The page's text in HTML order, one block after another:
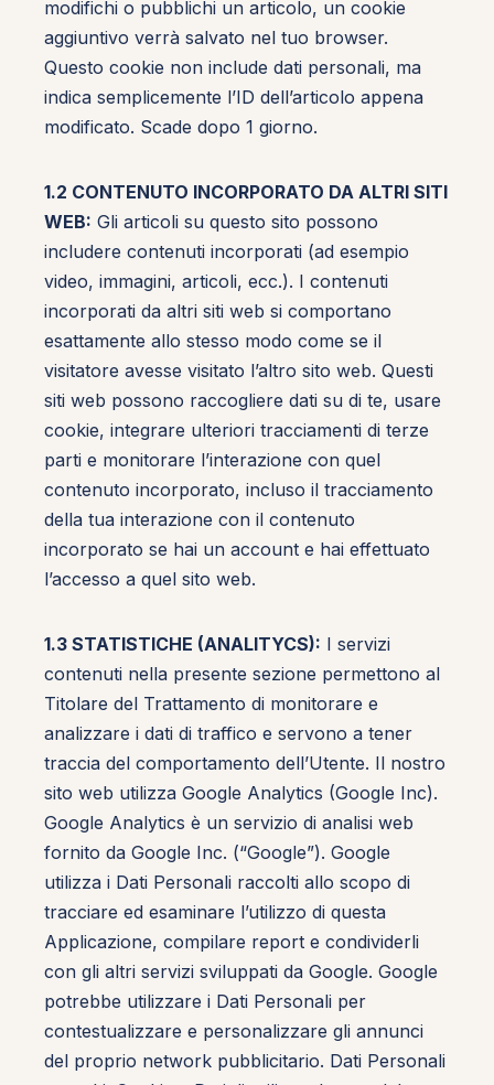
modifichi o pubblichi un articolo, un cookie
aggiuntivo verrà salvato nel tuo browser.
Questo cookie non include dati personali, ma
indica semplicemente l’ID dell’articolo appena
modificato. Scade dopo 1 giorno.
1.2 CONTENUTO INCORPORATO DA ALTRI SITI
WEB: Gli articoli su questo sito possono
includere contenuti incorporati (ad esempio
video, immagini, articoli, ecc.). I contenuti
incorporati da altri siti web si comportano
esattamente allo stesso modo come se il
visitatore avesse visitato l’altro sito web. Questi
siti web possono raccogliere dati su di te, usare
cookie, integrare ulteriori tracciamenti di terze
parti e monitorare l’interazione con quel
contenuto incorporato, incluso il tracciamento
della tua interazione con il contenuto
incorporato se hai un account e hai effettuato
l’accesso a quel sito web.
1.3 STATISTICHE (ANALITYCS): I servizi
contenuti nella presente sezione permettono al
Titolare del Trattamento di monitorare e
analizzare i dati di traffico e servono a tener
traccia del comportamento dell’Utente. Il nostro
sito web utilizza Google Analytics (Google Inc).
Google Analytics è un servizio di analisi web
fornito da Google Inc. (“Google”). Google
utilizza i Dati Personali raccolti allo scopo di
tracciare ed esaminare l’utilizzo di questa
Applicazione, compilare report e condividerli
con gli altri servizi sviluppati da Google. Google
potrebbe utilizzare i Dati Personali per
contestualizzare e personalizzare gli annunci
del proprio network pubblicitario. Dati Personali